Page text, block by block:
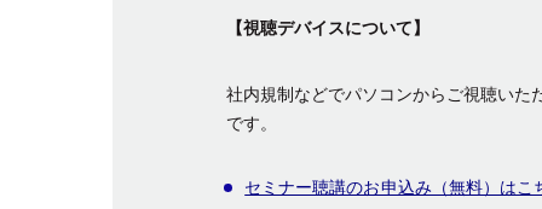
【視聴デバイスについて】
社内規制などでパソコンからご視聴い
です。
セミナー聴講のお申込み（無料）はこ